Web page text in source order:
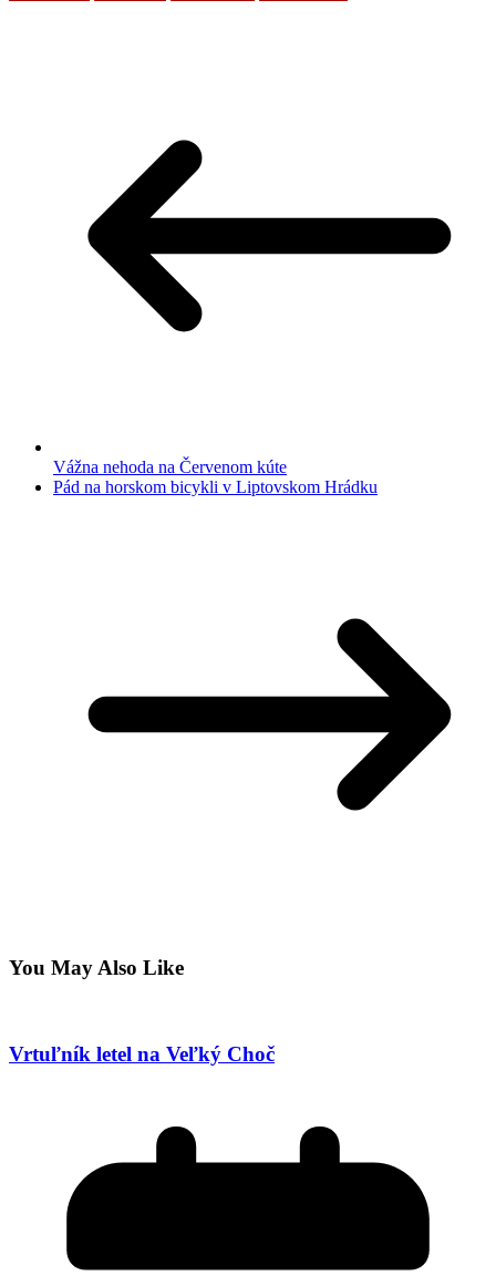
Vážna nehoda na Červenom kúte
Pád na horskom bicykli v Liptovskom Hrádku
You May Also Like
Vrtuľník letel na Veľký Choč